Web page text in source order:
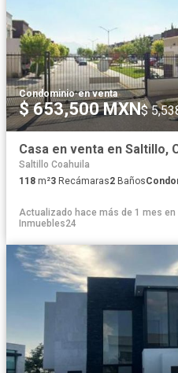
Condominio·en venta
$ 653,500 MXN$
Casa en venta en Saltillo,
Saltillo Coahuila
118 m²3 Recámaras2 Baños
Actualizado hace más de 1 mes en
Inmuebles24